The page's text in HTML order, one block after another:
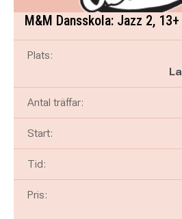
M&M Dansskola: Jazz 2, 13+
Plats:
Antal träffar:
Start:
Tid:
Pris: